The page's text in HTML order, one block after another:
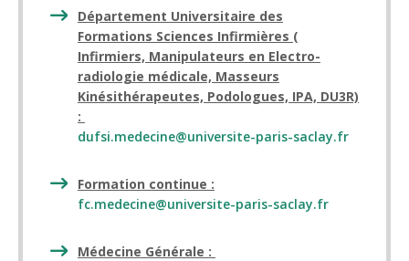
Département Universitaire des
Formations Sciences Infirmières (
Infirmiers, Manipulateurs en Electro-
radiologie médicale, Masseurs
Kinésithérapeutes, Podologues, IPA, DU3R)
:
dufsi.medecine@universite-paris-saclay.fr
Formation continue :
fc.medecine@universite-paris-saclay.fr
Médecine Générale :